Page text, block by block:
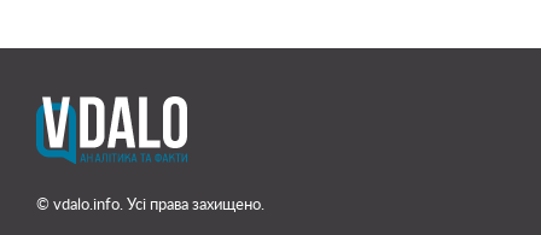
© vdalo.info. Усі права захищено.